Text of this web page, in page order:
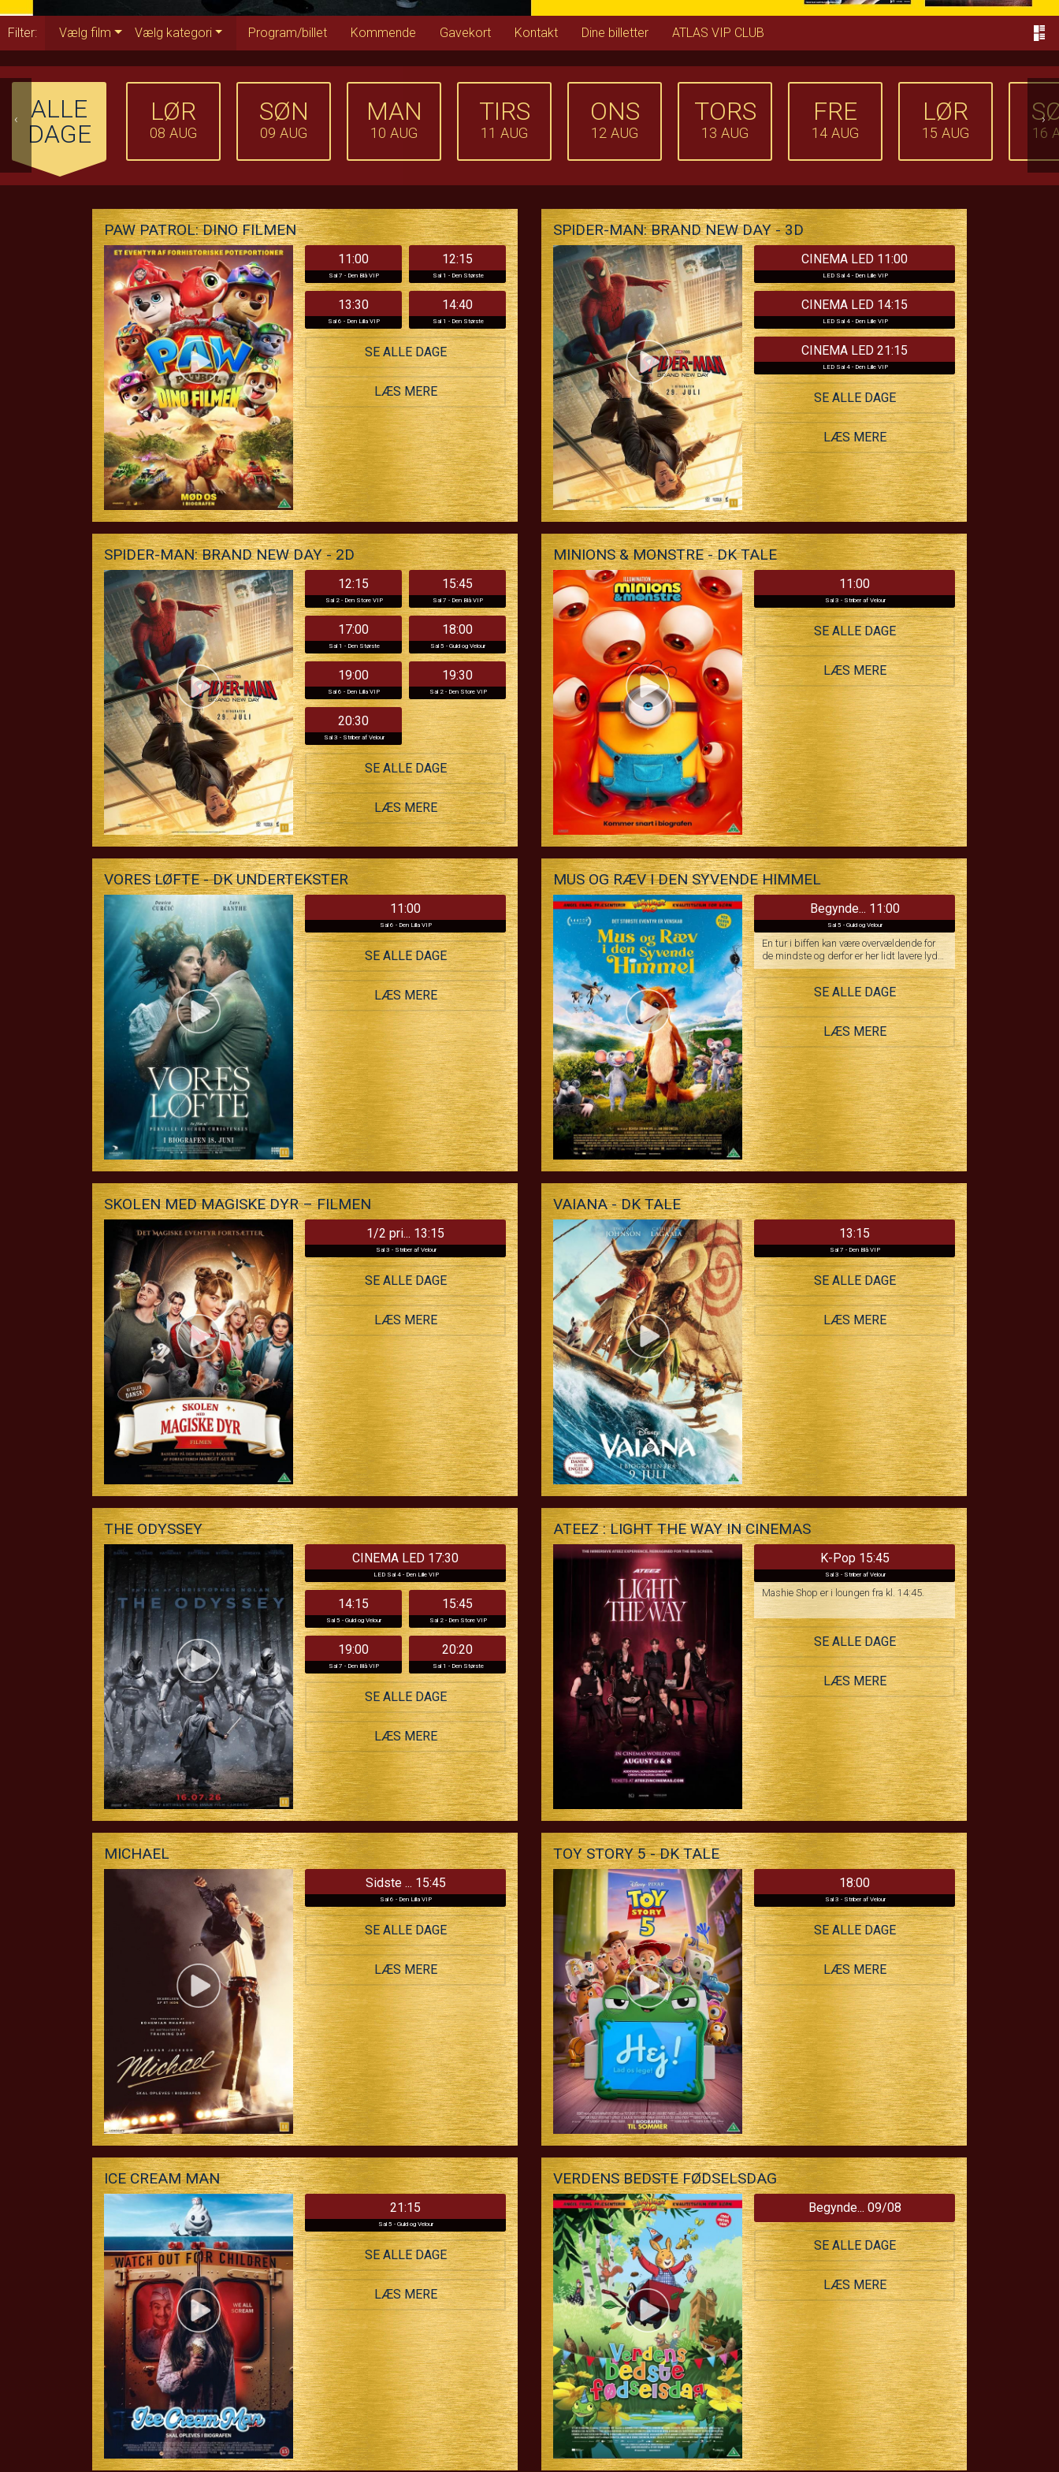
Filter: Vælg film Vælg kategori Program/billet Kommende Gavekort Kontakt Dine billetter ATLAS VIP CLUB
‹
ALLE
DAGE
LØR
08 AUG
SØN
09 AUG
MAN
10 AUG
TIRS
11 AUG
ONS
12 AUG
TORS
13 AUG
FRE
14 AUG
LØR
15 AUG 16
›
PAW PATROL: DINO FILMEN
Sal 7 - Den Blå VIP
11:00
Sal 1 - Den Største
12:15
Sal 6 - Den Lilla VIP
13:30
Sal 1 - Den Største
14:40
SE ALLE DAGE
LÆS MERE
SPIDER-MAN: BRAND NEW DAY - 3D
LED Sal 4 - Den Lille VIP
CINEMA LED 11:00
LED Sal 4 - Den Lille VIP
CINEMA LED 14:15
LED Sal 4 - Den Lille VIP
CINEMA LED 21:15
SE ALLE DAGE
LÆS MERE
SPIDER-MAN: BRAND NEW DAY - 2D
Sal 2 - Den Store VIP
12:15
Sal 7 - Den Blå VIP
15:45
Sal 1 - Den Største
17:00
Sal 5 - Guld og Velour
18:00
Sal 6 - Den Lilla VIP
19:00
Sal 2 - Den Store VIP
19:30
Sal 3 - Striber af Velour
20:30
SE ALLE DAGE
LÆS MERE
MINIONS & MONSTRE - DK TALE
Sal 3 - Striber af Velour
11:00
SE ALLE DAGE
LÆS MERE
VORES LØFTE - DK UNDERTEKSTER
Sal 6 - Den Lilla VIP
11:00
SE ALLE DAGE
LÆS MERE
MUS OG RÆV I DEN SYVENDE HIMMEL
Sal 5 - Guld og Velour
Begynde... 11:00
En tur i biffen kan være overvældende for
de mindste og derfor er her lidt lavere lyd
og lidt mere lys.
SE ALLE DAGE
LÆS MERE
SKOLEN MED MAGISKE DYR – FILMEN
Sal 3 - Striber af Velour
1/2 pri... 13:15
SE ALLE DAGE
LÆS MERE
VAIANA - DK TALE
Sal 7 - Den Blå VIP
13:15
SE ALLE DAGE
LÆS MERE
THE ODYSSEY
LED Sal 4 - Den Lille VIP
CINEMA LED 17:30
Sal 5 - Guld og Velour
14:15
Sal 2 - Den Store VIP
15:45
Sal 7 - Den Blå VIP
19:00
Sal 1 - Den Største
20:20
SE ALLE DAGE
LÆS MERE
ATEEZ : LIGHT THE WAY IN CINEMAS
Sal 3 - Striber af Velour
K-Pop 15:45
Mashie Shop er i loungen fra kl. 14:45.
SE ALLE DAGE
LÆS MERE
MICHAEL
Sal 6 - Den Lilla VIP
Sidste ... 15:45
SE ALLE DAGE
LÆS MERE
TOY STORY 5 - DK TALE
Sal 3 - Striber af Velour
18:00
SE ALLE DAGE
LÆS MERE
ICE CREAM MAN
Sal 5 - Guld og Velour
21:15
SE ALLE DAGE
LÆS MERE
VERDENS BEDSTE FØDSELSDAG
Begynde... 09/08
SE ALLE DAGE
LÆS MERE